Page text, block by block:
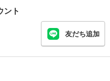
ント
友だち追加